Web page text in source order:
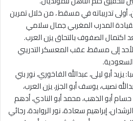
أولى تدريباته في مسقط ، من خلال تمرين
المدرب المغربي جمال سلامي
اكتمال الصفوف بالتحاق يزن العرب.
إلى مسقط، عقب المعسكر التدريبي
المنتخب 29 لاعبا: يزيد أبو ليلى، عبدالله الفاخوري، نور بني
نصيب، يوسف أبو الجزر، يزن العرب،
أبو الذهب، محمد أبو النادي، أدهم
إبراهيم سعادة، نور الروابدة، رجائي